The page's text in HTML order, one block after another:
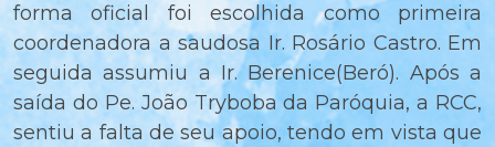
forma oficial foi escolhida como primeira
coordenadora a saudosa Ir. Rosário Castro. Em
seguida assumiu a Ir. Berenice(Beró). Após a
saída do Pe. João Tryboba da Paróquia, a RCC,
sentiu a falta de seu apoio, tendo em vista que